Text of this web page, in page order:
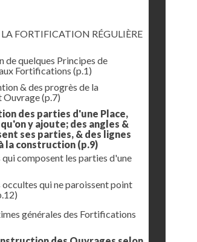
LA FORTIFICATION RÉGULIÈRE
de quelques Principes de
Fortifications (p.1)
& des progrès de la
Ouvrage(p.7)
des parties d'une Place,
y ajoute; des angles &
ses parties, & des lignes
la construction (p.9)
qui composent les parties d'une
occultes qui ne paroissent point
générales des Fortifications